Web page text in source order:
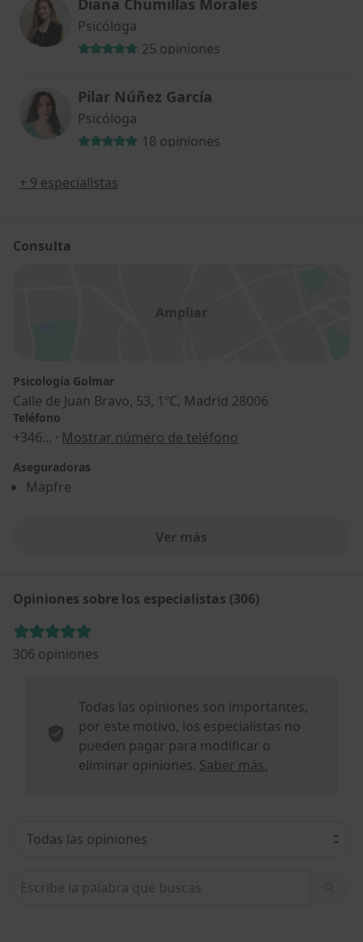
Diana Chumillas Morales
Psicóloga
25 opiniones
Pilar Núñez García
Psicóloga
18 opiniones
+ 9 especialistas
Consulta
Ampliar
Psicología Golmar
Calle de Juan Bravo, 53, 1ºC, Madrid 28006
Teléfono
+346... · Mostrar número de teléfono
Aseguradoras
Mapfre
Ver más
Opiniones sobre los especialistas (306)
306 opiniones
Todas las opiniones son importantes,
por este motivo, los especialistas no
pueden pagar para modificar o
eliminar opiniones. Saber más.
Busca en opiniones